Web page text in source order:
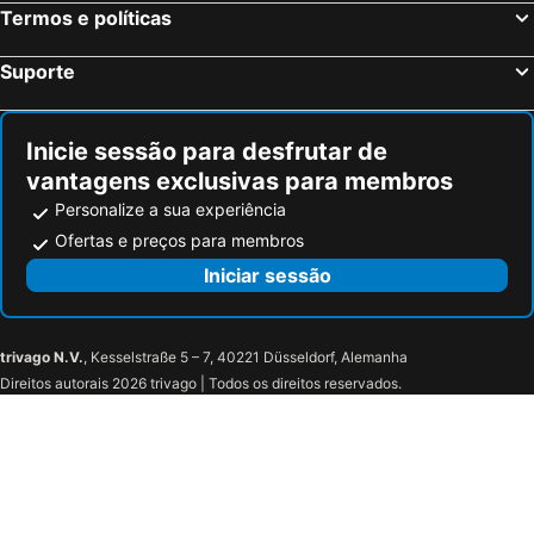
Hotéis em Versailles
Hotéis em Pontault-Combault
Hotéis em Nanterre
Hotéis em Neuilly-sur-Seine
Hotéis em Saint-Cyr-l'Ecole
Termos e políticas
Suporte
Inicie sessão para desfrutar de
vantagens exclusivas para membros
Personalize a sua experiência
Ofertas e preços para membros
Iniciar sessão
trivago N.V., Kesselstraße 5 – 7, 40221 Düsseldorf, Alemanha
Direitos autorais 2026 trivago | Todos os direitos reservados.